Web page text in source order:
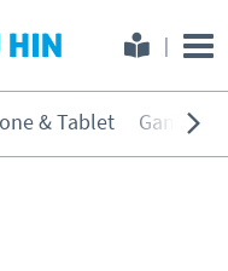
& Tablet Games